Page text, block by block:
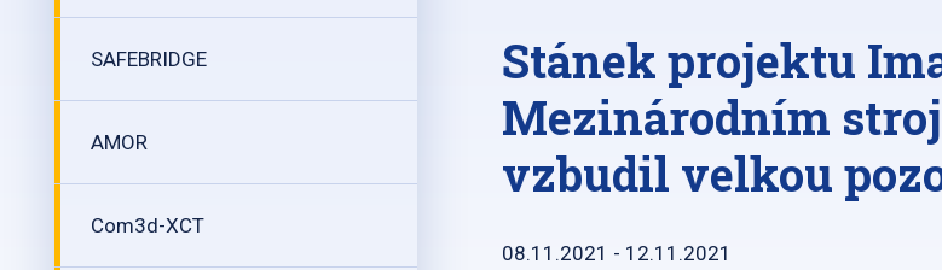
SAFEBRIDGE
AMOR
Com3d-XCT
Stánek projektu
Mezinárodním
vzbudil velkou
08.11.2021 - 12.11.2021